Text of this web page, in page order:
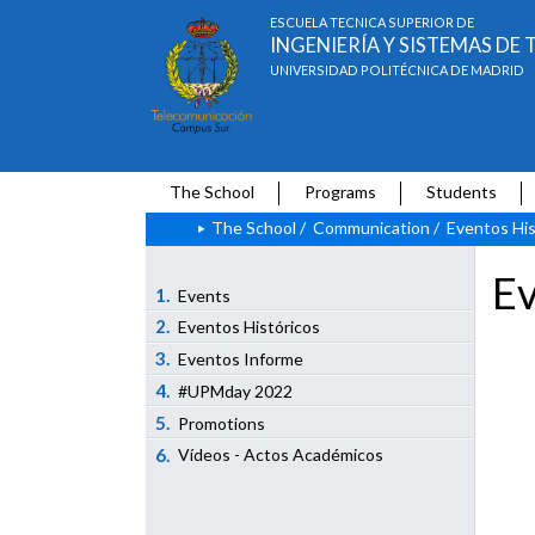
ESCUELA TÉCNICA SUPERIOR DE
INGENIERÍA Y SISTEMAS
UNIVERSIDAD POLITÉCNICA DE MADRID
The School Programs
Students
The School / Communication / Eventos
1. Events
2. Eventos Históricos
3. Eventos Informe
4. #UPMday 2022
5. Promotions
6. Vídeos - Actos Académicos